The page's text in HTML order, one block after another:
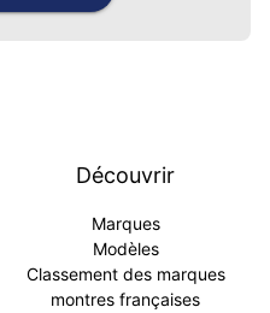
Découvrir
Marques
Modèles
Classement des marques
montres françaises